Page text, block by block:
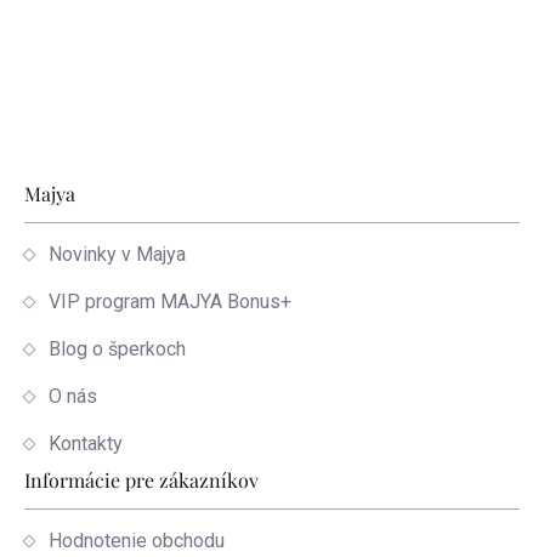
Zápätie
Majya
Novinky v Majya
VIP program MAJYA Bonus+
Blog o šperkoch
O nás
Kontakty
Informácie pre zákazníkov
Hodnotenie obchodu